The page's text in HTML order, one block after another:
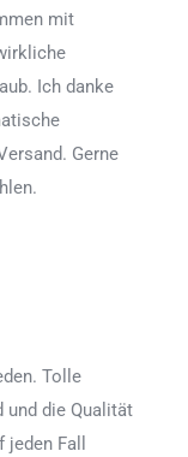
mit
Ich danke
Gerne
Tolle
und die Qualität
jeden Fall